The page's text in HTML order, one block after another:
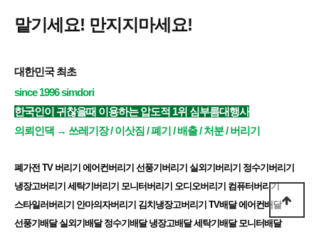
맡기세요! 만지지마세요!
대한민국 최초
since 1996 simdori
한국인이 귀찮을때 이용하는 압도적 1위 심부름대행사
의뢰인댁 → 쓰레기장 / 이삿짐 / 폐기 / 배출 / 처분 / 버리기
폐가전 TV 버리기 에어컨버리기 선풍기버리기 실외기버리기 정수기버리기
냉장고버리기 세탁기버리기 모니터버리기 오디오버리기 컴퓨터버리기
스타일러버리기 안마의자버리기 김치냉장고버리기 TV배달 에어컨배달
선풍기배달 실외기배달 정수기배달 냉장고배달 세탁기배달 모니터배달